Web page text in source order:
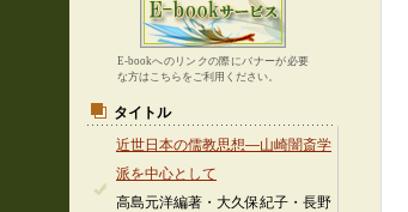
E-bookへのリンクの際にバナーが必要
な方はこちらをご利用ください。
タイトル
近世日本の儒教思想―山崎闇斎学
派を中心として
高島元洋編著・大久保紀子・長野